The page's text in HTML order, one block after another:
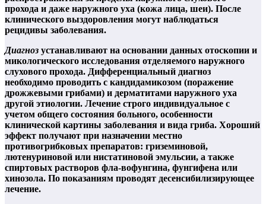
прохода и даже наружного уха (кожа лица, шеи). После
клинического выздоровления могут наблюдаться
рецидивы заболевания.
Диагноз устанавливают на основании данных отоскопии и
микологического исследования отделяемого наружного
слухового прохода. Дифференциальный диагноз
необходимо проводить с кандидамикозом (поражение
дрожжевыми грибами) и дерматитами наружного уха
другой этиологии. Лечение строго индивидуальное с
учетом общего состояния больного, особенности
клинической картины заболевания и вида гриба. Хороший
эффект получают при назначении местно
противогрибковых препаратов: гриземиновой,
лютенуриновой или нистатиновой эмульсии, а также
спиртовых растворов фла-вофунгина, фунгифена или
хинозола. По показаниям проводят десенсибилизирующее
лечение.